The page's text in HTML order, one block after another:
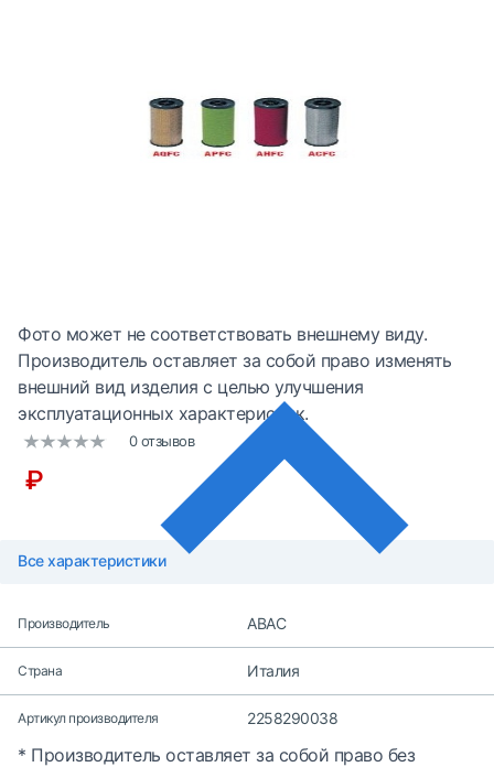
Фото может не соответствовать внешнему виду.
Производитель оставляет за собой право изменять
внешний вид изделия с целью улучшения
эксплуатационных характеристик.
0 отзывов
₽
Все характеристики
Производитель ABAC
Страна Италия
Артикул производителя 2258290038
* Производитель оставляет за собой право без